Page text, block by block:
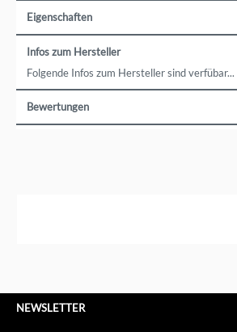
Eigenschaften
Infos zum Hersteller
Folgende Infos zum Hersteller sind verfübar...
Bewertungen
NEWSLETTER